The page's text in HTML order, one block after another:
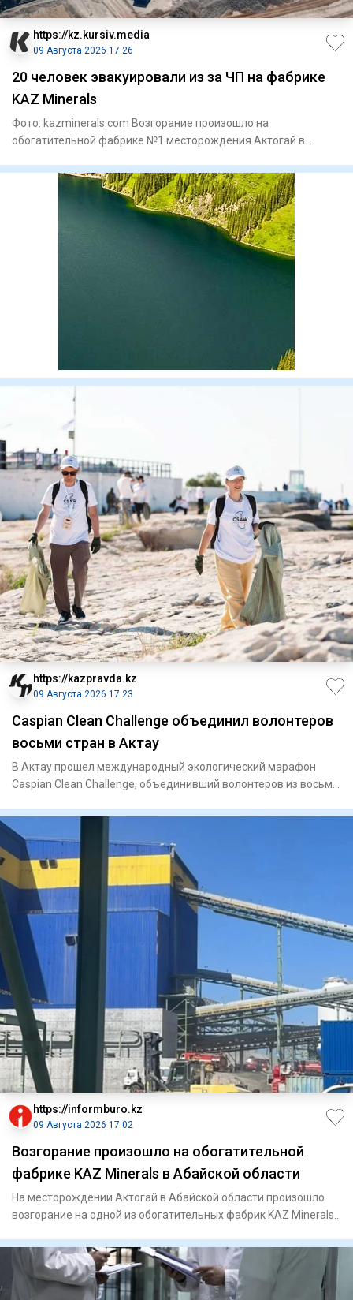
https://kz.kursiv.media
09 Августа 2026 17:26
20 человек эвакуировали из за ЧП на фабрике
KAZ Minerals
Фото: kazminerals.com Возгорание произошло на
обогатительной фабрике №1 месторождения Актогай в
https://kazpravda.kz
09 Августа 2026 17:23
Caspian Clean Challenge объединил волонтеров
восьми стран в Актау
В Актау прошел международный экологический марафон
Caspian Clean Challenge, объединивший волонтеров из восьми
https://informburo.kz
09 Августа 2026 17:02
Возгорание произошло на обогатительной
фабрике KAZ Minerals в Абайской области
На месторождении Актогай в Абайской области произошло
возгорание на одной из обогатительных фабрик KAZ Minerals.